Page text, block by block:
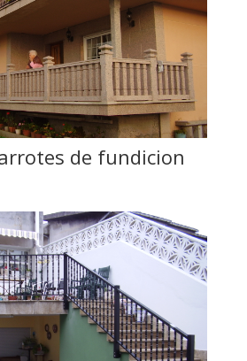
de fundicion